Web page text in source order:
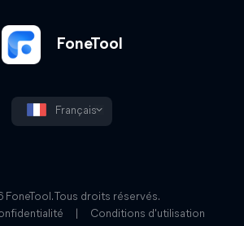
FoneTool
Français
Tous droits réservés.
Conditions d'utilisation